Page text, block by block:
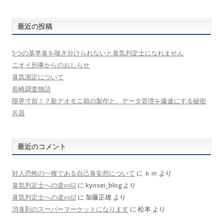
最近の投稿
5つの基準臭を嗅ぎ分けられないと臭気判定士になれません
ニオイ刑事からのおしらせ
臭気測定について
長崎調査物語
限界寸前！？新デオモニ箱の製作と、データ管理を爆速にする秘密
兵器
最近のコメント
対人恐怖の一種である自己臭妄想について に ｋｍ より
臭気判定士への道vol2 に kyosei_blog より
臭気判定士への道vol2 に 加藤正雄 より
消臭剤のスーパーマーケットになります に 松本 より